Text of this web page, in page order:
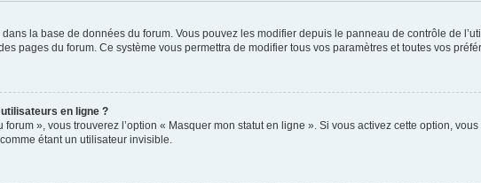
la base de données du forum. Vous pouvez les modifier depuis le panneau de contrôle de
pages du forum. Ce système vous permettra de modifier tous vos paramètres et toutes vos
en ligne ?
», vous trouverez l’option « Masquer mon statut en ligne ». Si vous activez cette option,
étant un utilisateur invisible.